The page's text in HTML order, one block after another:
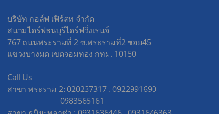
บริษัท กอล์ฟ เฟิร์สท จำกัด
สนามไดร์ฟธนบุรีไดร์ฟวิ่งเรนจ์
767 ถนนพระรามที่ 2 ซ.พระรามที่2 ซอย45
แขวงบางมด เขตจอมทอง กทม. 10150
Call Us
สาขา พระราม 2: 020237317 , 0922991690
0983565161